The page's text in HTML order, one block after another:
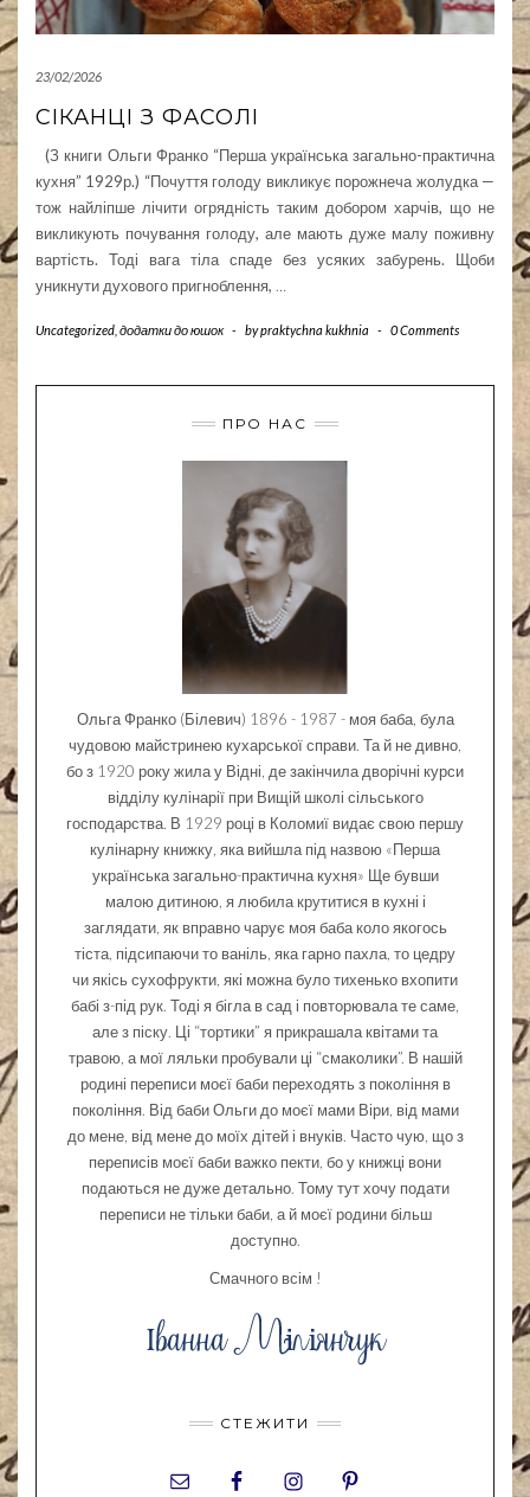
23/02/2026
СІКАНЦІ З ФАСОЛІ
(З книги Ольги Франко “Перша українська загально-практична
кухня” 1929р.) “Почуття голоду викликує порожнеча жолудка —
тож найліпше лічити огрядність таким добором харчів, що не
викликують почування голоду, але мають дуже малу поживну
вартість. Тоді вага тіла спаде без усяких забурень. Щоби
уникнути духового пригноблення, …
Uncategorized додатки до юшок - bypraktychna kukhnia - 0 Comments
ПРО НАС
Ольга Франко (Білевич) 1896 - 1987 - моя баба, була
чудовою майстринею кухарської справи. Та й не дивно,
бо з 1920 року жила у Відні, де закінчила дворічні курси
відділу кулінарії при Вищій школі сільського
господарства. В 1929 році в Коломиї видає свою першу
кулінарну книжку, яка вийшла під назвою «Перша
українська загально-практична кухня» Ще бувши
малою дитиною, я любила крутитися в кухні і
заглядати, як вправно чарує моя баба коло якогось
тіста, підсипаючи то ваніль, яка гарно пахла, то цедру
чи якісь сухофрукти, які можна було тихенько вхопити
бабі з-під рук. Тоді я бігла в сад і повторювала те саме,
але з піску. Ці “тортики” я прикрашала квітами та
травою, а мої ляльки пробували ці “смаколики”. В нашій
родині переписи моєї баби переходять з покоління в
покоління. Від баби Ольги до моєї мами Віри, від мами
до мене, від мене до моїх дітей і внуків. Часто чую, що з
переписів моєї баби важко пекти, бо у книжці вони
подаються не дуже детально. Тому тут хочу подати
переписи не тільки баби, а й моєї родини більш
доступно.
Смачного всім !
СТЕЖИТИ